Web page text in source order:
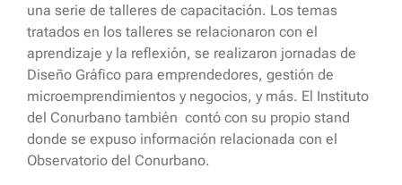
una serie de talleres de capacitación. Los temas
tratados en los talleres se relacionaron con el
aprendizaje y la reflexión, se realizaron jornadas de
Diseño Gráfico para emprendedores, gestión de
microemprendimientos y negocios, y más. El Instituto
del Conurbano también contó con su propio stand
donde se expuso información relacionada con el
Observatorio del Conurbano.